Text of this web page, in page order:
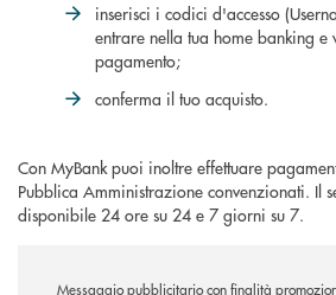
inserisci i codici d'accesso
entrare nella tua home banking
pagamento;
conferma il tuo acquisto.
Con MyBank puoi inoltre effettuare
Pubblica Amministrazione convenzionati. Il
disponibile 24 ore su 24 e 7 giorni su 7.
Messaggio pubblicitario con finalità